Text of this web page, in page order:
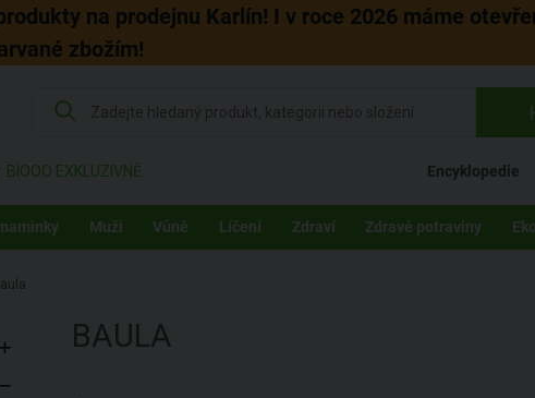
na prodejnu Karlín! I v roce 2026 máme
zbožím!
BIOOO EXKLUZIVNĚ Encyklopedie
Muži Vůně Líčení Zdraví Zdravé potraviny
BAULA